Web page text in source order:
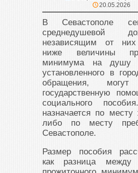
20.05.2026
В Севастополе
среднедушевой
независящим от
ниже величины
минимума на душу
установленного в
обращения, могут
государственную
социального
назначается по месту
либо по месту
Севастополе.
Размер пособия
как разница между